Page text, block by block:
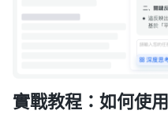
實戰教程：如何使